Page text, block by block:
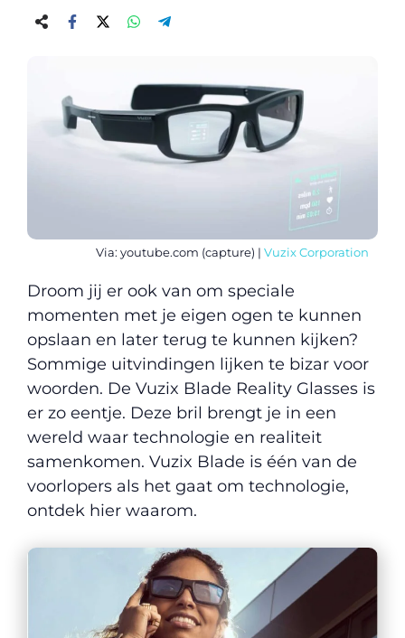
Via: youtube.com (capture) | Vuzix Corporation
Droom jij er ook van om speciale
momenten met je eigen ogen te kunnen
opslaan en later terug te kunnen kijken?
Sommige uitvindingen lijken te bizar voor
woorden. De Vuzix Blade Reality Glasses is
er zo eentje. Deze bril brengt je in een
wereld waar technologie en realiteit
samenkomen. Vuzix Blade is één van de
voorlopers als het gaat om technologie,
ontdek hier waarom.